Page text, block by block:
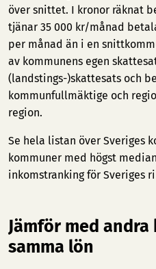
över snittet. I kronor räknat
tjänar 35 000 kr/månad
per månad än i en
av kommunens egen
(landstings-)skattesats och
kommunfullmäktige och
region.
Se hela listan över Sveriges
kommuner med högst
inkomstranking för Sveriges
Jämför med
samma lön